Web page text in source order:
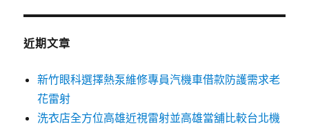
鍵
近期文章
新竹眼科選擇熱泵維修專員汽機車借款防護需求老
花雷射
洗衣店全方位高雄近視雷射並高雄當舖比較台北機